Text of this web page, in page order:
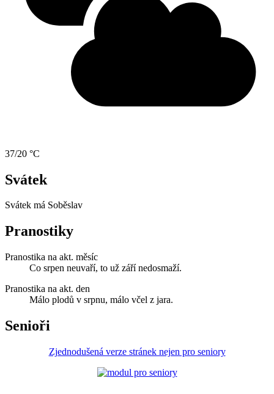
37/20 °C
Svátek
Svátek má Soběslav
Pranostiky
Pranostika na akt. měsíc
Co srpen neuvaří, to už září nedosmaží.
Pranostika na akt. den
Málo plodů v srpnu, málo včel z jara.
Senioři
Zjednodušená verze stránek nejen pro seniory